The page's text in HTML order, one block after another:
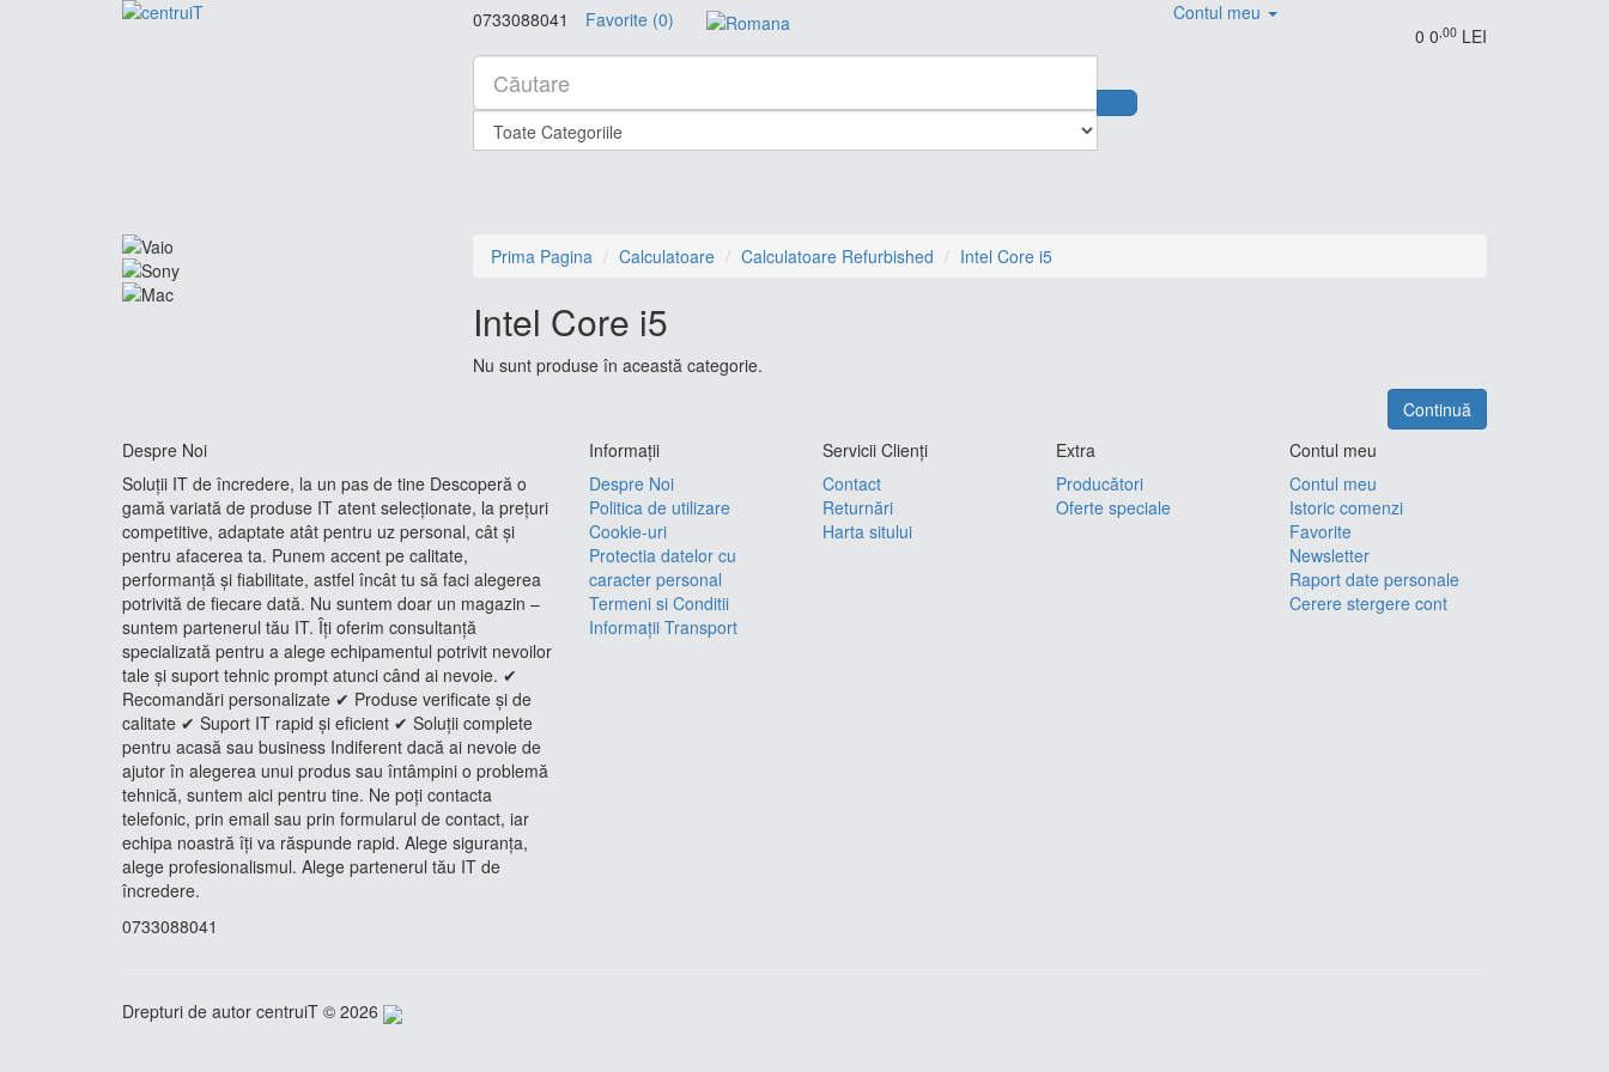
0733088041 Favorite (0)
Contul meu
0 0 ,00 LEI
Prima Pagina Calculatoare Calculatoare Refurbished Intel Core i5
Intel Core i5
Nu sunt produse în această categorie.
Continuă
Despre Noi
Soluții IT de încredere, la un pas de tine Descoperă o
gamă variată de produse IT atent selecționate, la prețuri
competitive, adaptate atât pentru uz personal, cât și
pentru afacerea ta. Punem accent pe calitate,
performanță și fiabilitate, astfel încât tu să faci alegerea
potrivită de fiecare dată. Nu suntem doar un magazin –
suntem partenerul tău IT. Îți oferim consultanță
specializată pentru a alege echipamentul potrivit nevoilor
tale și suport tehnic prompt atunci când ai nevoie. ✔
Recomandări personalizate ✔ Produse verificate și de
calitate ✔ Suport IT rapid și eficient ✔ Soluții complete
pentru acasă sau business Indiferent dacă ai nevoie de
ajutor în alegerea unui produs sau întâmpini o problemă
tehnică, suntem aici pentru tine. Ne poți contacta
telefonic, prin email sau prin formularul de contact, iar
echipa noastră îți va răspunde rapid. Alege siguranța,
alege profesionalismul. Alege partenerul tău IT de
încredere.
0733088041
Informaţii
Despre Noi
Politica de utilizare
Cookie-uri
Protectia datelor cu
caracter personal
Termeni si Conditii
Informații Transport
Servicii Clienţi
Contact
Returnări
Harta sitului
Extra
Producători
Oferte speciale
Contul meu
Contul meu
Istoric comenzi
Favorite
Newsletter
Raport date personale
Cerere stergere cont
Drepturi de autor centruiT © 2026